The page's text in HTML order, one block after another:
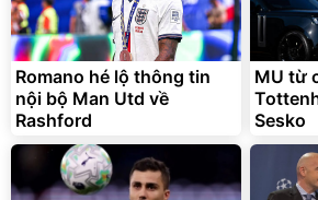
Romano hé lộ thông tin
nội bộ Man Utd về
Rashford
MU từ
Sesko